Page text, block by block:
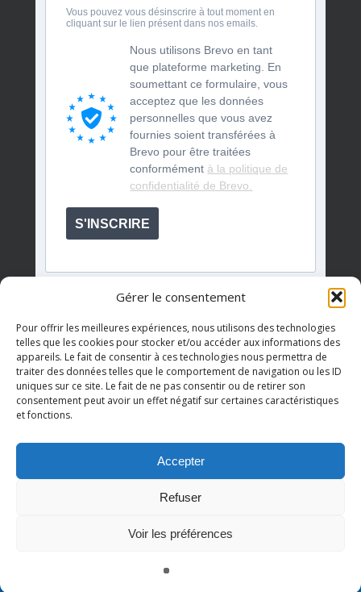
Gérer le consentement
Pour offrir les meilleures expériences, nous utilisons des technologies
telles que les cookies pour stocker et/ou accéder aux informations des
appareils. Le fait de consentir à ces technologies nous permettra de
traiter des données telles que le comportement de navigation ou les ID
uniques sur ce site. Le fait de ne pas consentir ou de retirer son
consentement peut avoir un effet négatif sur certaines caractéristiques
et fonctions.
Accepter
Refuser
Voir les préférences
Vous pouvez vous désinscrire à tout moment en
cliquant sur le lien présent dans nos emails.
Nous utilisons Brevo en tant
que plateforme marketing. En
soumettant ce formulaire, vous
acceptez que les données
personnelles que vous avez
fournies soient transférées à
Brevo pour être traitées
conformément à la politique de
confidentialité de Brevo.
S'INSCRIRE
Événements à venir
Il n’y a pas d’évènements à venir.
© 2026 AQDR QUÉBEC.